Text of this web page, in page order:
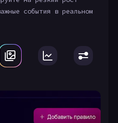
события в реальном